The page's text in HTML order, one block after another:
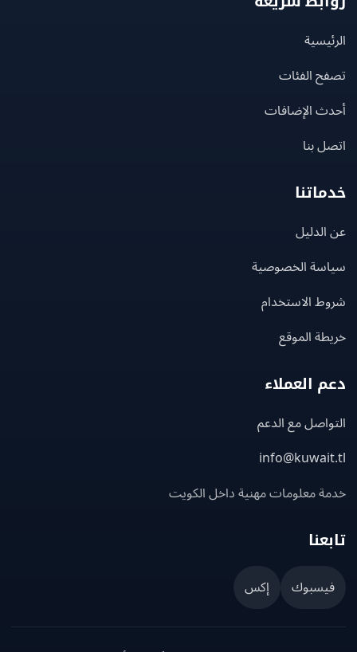
الفئات
الإضافات
بنا
الخصوصية
الاستخدام
الموقع
العملاء
مع الدعم
معلومات مهنية داخل الكويت
إكس